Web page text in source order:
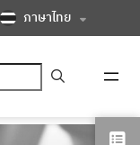
ภาษาไทย